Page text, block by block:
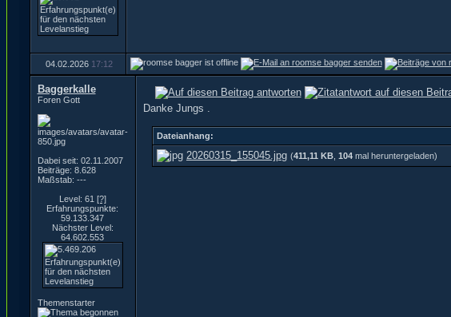
04.02.2026 17:12
Baggerkalle
Foren Gott
Dabei seit: 02.11.2007
Beiträge: 8.628
Maßstab: ---
Level: 61 [?]
Erfahrungspunkte:
59.133.347
Nächster Level:
64.602.553
Themenstarter
Danke Jungs .
Dateianhang:
20260315_155045.jpg (411,11 KB 104 mal heruntergeladen)